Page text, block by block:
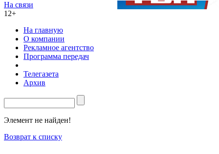
На связи
12+
На главную
О компании
Рекламное агентство
Программа передач
Телегазета
Архив
Элемент не найден!
Возврат к списку